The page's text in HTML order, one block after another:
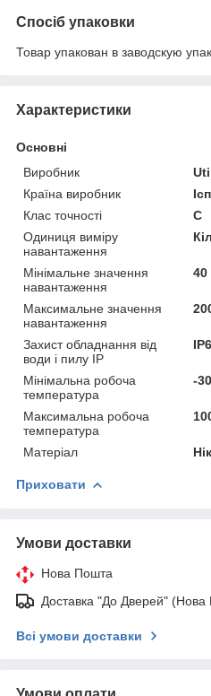
Спосіб упаковки
Товар упакован в заводскую
Характеристики
Основні
Виробник
Країна виробник
Клас точності
C
Одиниця виміру
навантаження
Мінімальне значення
навантаження
40
Максимальне значення
навантаження
Захист обладнання від
води і пилу IP
Мінімальна робоча
температура
-
Максимальна робоча
температура
Матеріал
Приховати
Умови доставки
Нова Пошта
Доставка "До Дверей" (Нова
Всі умови доставки